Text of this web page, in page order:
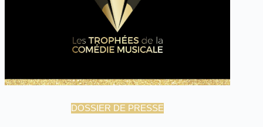
DOSSIER DE PRESSE